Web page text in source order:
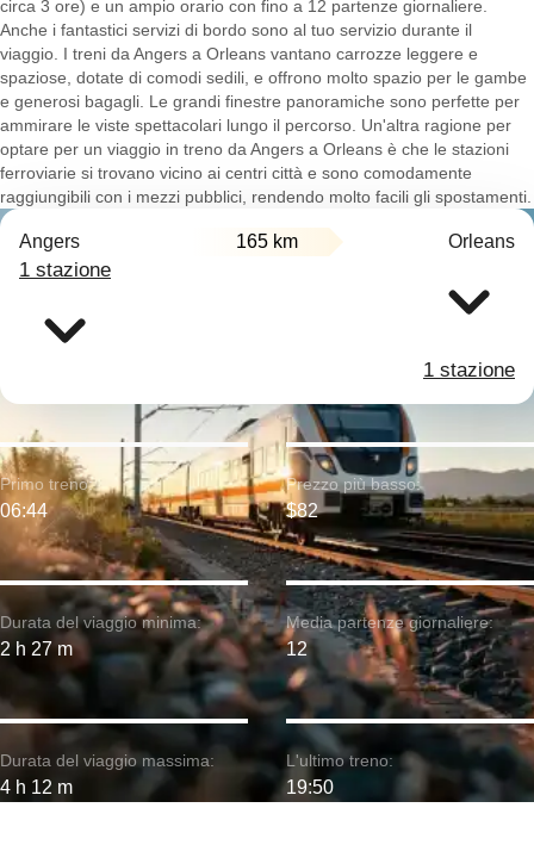
circa 3 ore) e un ampio orario con fino a 12 partenze giornaliere.
Anche i fantastici servizi di bordo sono al tuo servizio durante il
viaggio. I treni da Angers a Orleans vantano carrozze leggere e
spaziose, dotate di comodi sedili, e offrono molto spazio per le gambe
e generosi bagagli. Le grandi finestre panoramiche sono perfette per
ammirare le viste spettacolari lungo il percorso. Un'altra ragione per
optare per un viaggio in treno da Angers a Orleans è che le stazioni
ferroviarie si trovano vicino ai centri città e sono comodamente
raggiungibili con i mezzi pubblici, rendendo molto facili gli spostamenti.
Angers 165 km Orleans
1 stazione
1 stazione
Durata del viaggio minima:
2 h 27 m
Primo treno:
06:44
Durata del viaggio massima:
4 h 12 m
Prezzo più basso:
$82
Media partenze giornaliere:
12
L'ultimo treno:
19:50